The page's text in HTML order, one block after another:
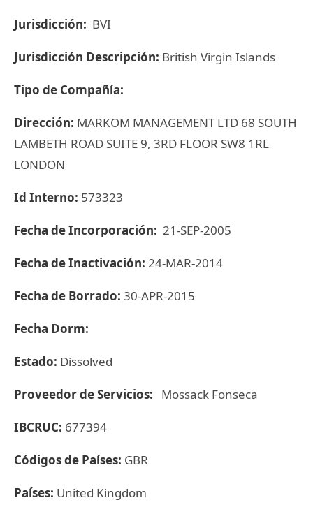
Jurisdicción: BVI
Jurisdicción Descripción: British Virgin Islands
Tipo de Compañía:
Dirección: MARKOM MANAGEMENT LTD 68 SOUTH
LAMBETH ROAD SUITE 9, 3RD FLOOR SW8 1RL
LONDON
Id Interno: 573323
Fecha de Incorporación: 21-SEP-2005
Fecha de Inactivación: 24-MAR-2014
Fecha de Borrado: 30-APR-2015
Fecha Dorm:
Estado: Dissolved
Proveedor de Servicios: Mossack Fonseca
IBCRUC: 677394
Códigos de Países: GBR
Países: United Kingdom